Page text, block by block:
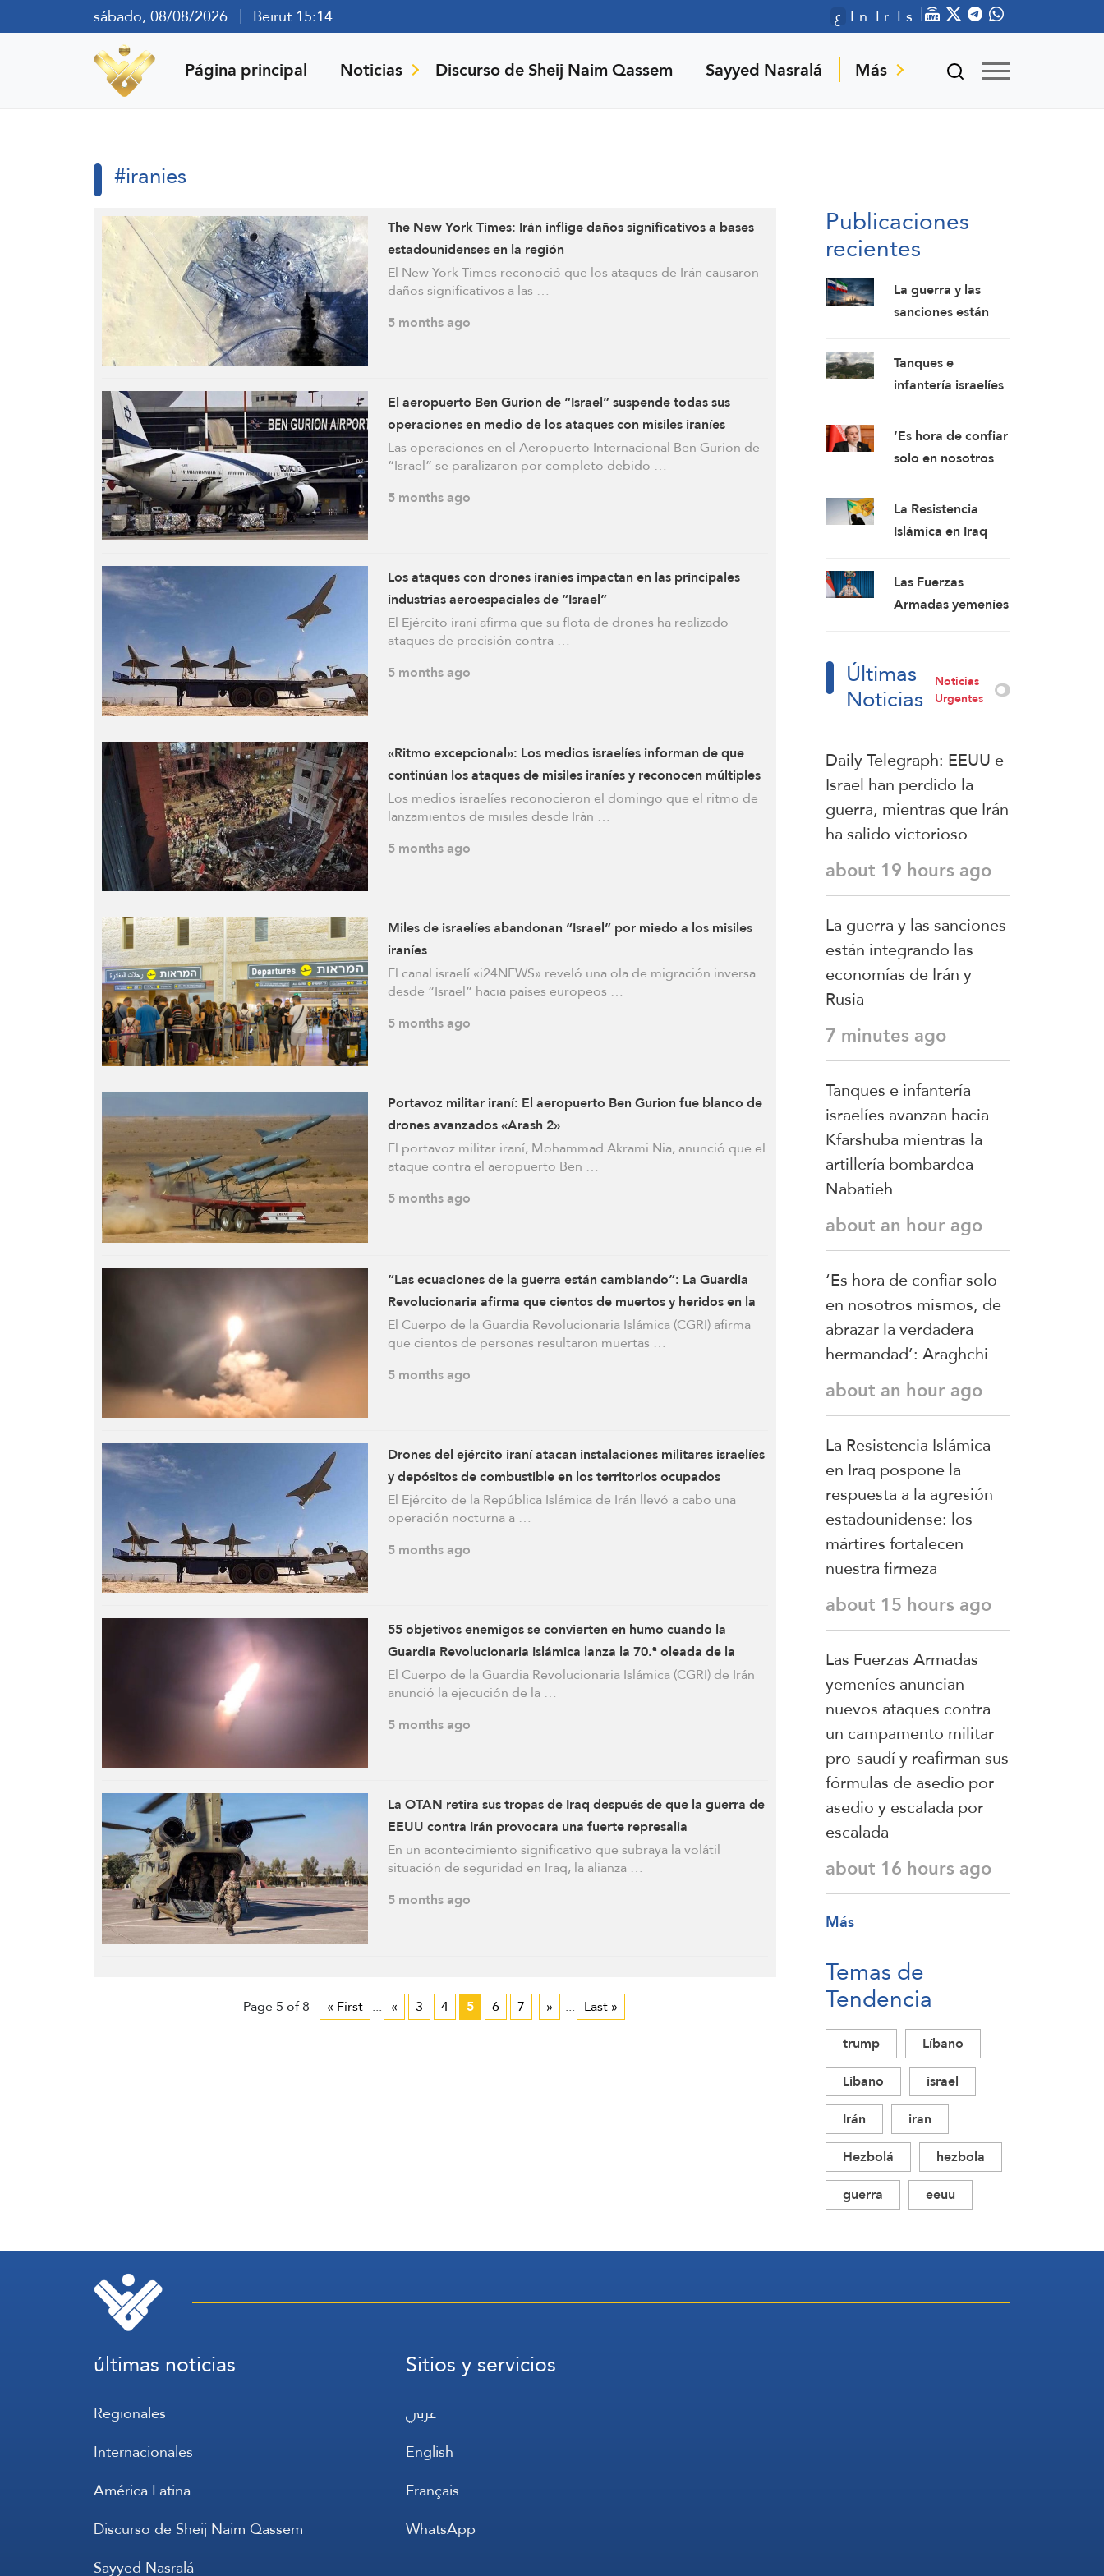
sábado, 08/08/2026 Beirut 15:14 ع En Fr Es
Página principal Noticias Discurso de Sheij Naim Qassem Sayyed Nasralá Más
#iranies
The New York Times: Irán inflige daños significativos a bases
estadounidenses en la región
El New York Times reconoció que los ataques de Irán causaron
daños significativos a las …
5 months ago
El aeropuerto Ben Gurion de “Israel” suspende todas sus
operaciones en medio de los ataques con misiles iraníes
Las operaciones en el Aeropuerto Internacional Ben Gurion de
“Israel” se paralizaron por completo debido …
5 months ago
Los ataques con drones iraníes impactan en las principales
industrias aeroespaciales de “Israel”
El Ejército iraní afirma que su flota de drones ha realizado
ataques de precisión contra …
5 months ago
«Ritmo excepcional»: Los medios israelíes informan de que
continúan los ataques de misiles iraníes y reconocen múltiples
bajas
Los medios israelíes reconocieron el domingo que el ritmo de
lanzamientos de misiles desde Irán …
5 months ago
Miles de israelíes abandonan “Israel” por miedo a los misiles
iraníes
El canal israelí «i24NEWS» reveló una ola de migración inversa
desde “Israel” hacia países europeos …
5 months ago
Portavoz militar iraní: El aeropuerto Ben Gurion fue blanco de
drones avanzados «Arash 2»
El portavoz militar iraní, Mohammad Akrami Nia, anunció que el
ataque contra el aeropuerto Ben …
5 months ago
“Las ecuaciones de la guerra están cambiando”: La Guardia
Revolucionaria afirma que cientos de muertos y heridos en la
última oleada de la Operación Promesa Verdadera 4 contra
objetivos israelíes
El Cuerpo de la Guardia Revolucionaria Islámica (CGRI) afirma
que cientos de personas resultaron muertas …
5 months ago
Drones del ejército iraní atacan instalaciones militares israelíes
y depósitos de combustible en los territorios ocupados
El Ejército de la República Islámica de Irán llevó a cabo una
operación nocturna a …
5 months ago
55 objetivos enemigos se convierten en humo cuando la
Guardia Revolucionaria Islámica lanza la 70.ª oleada de la
Operación Promesa Verdadera 4
El Cuerpo de la Guardia Revolucionaria Islámica (CGRI) de Irán
anunció la ejecución de la …
5 months ago
La OTAN retira sus tropas de Iraq después de que la guerra de
EEUU contra Irán provocara una fuerte represalia
En un acontecimiento significativo que subraya la volátil
situación de seguridad en Iraq, la alianza …
5 months ago
Page 5 of 8 « First ... « 3 4 5 6 7 » ... Last »
Publicaciones
recientes
La guerra y las
sanciones están
economías de Irán
y Rusia
Tanques e
infantería israelíes
Kfarshuba
mientras la
Nabatieh
‘Es hora de confiar
solo en nosotros
abrazar la
verdadera
La Resistencia
Islámica en Iraq
respuesta a la
agresión
estadounidense:
firmeza
Las Fuerzas
Armadas yemeníes
campamento
militar pro-saudí y
por asedio y
escalada por
escalada
Últimas
Noticias Noticias
Urgentes
Daily Telegraph: EEUU e
Israel han perdido la
guerra, mientras que Irán
ha salido victorioso
about 19 hours ago
La guerra y las sanciones
están integrando las
economías de Irán y
Rusia
7 minutes ago
Tanques e infantería
israelíes avanzan hacia
Kfarshuba mientras la
artillería bombardea
Nabatieh
about an hour ago
‘Es hora de confiar solo
en nosotros mismos, de
abrazar la verdadera
hermandad’: Araghchi
about an hour ago
La Resistencia Islámica
en Iraq pospone la
respuesta a la agresión
estadounidense: los
mártires fortalecen
nuestra firmeza
about 15 hours ago
Las Fuerzas Armadas
yemeníes anuncian
nuevos ataques contra
un campamento militar
pro-saudí y reafirman sus
fórmulas de asedio por
asedio y escalada por
escalada
about 16 hours ago
Más
Temas de
Tendencia
trump
Líbano
Libano
israel
Irán
iran
Hezbolá
hezbola
guerra
eeuu
últimas noticias
Regionales
Internacionales
América Latina
Discurso de Sheij Naim Qassem
Sayyed Nasralá
Sitios y servicios
عربي
English
Français
WhatsApp